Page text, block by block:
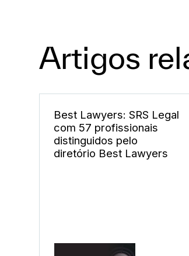
Artigos
Best Lawyers: SRS Legal
com 57 profissionais
distinguidos pelo
diretório Best Lawyers